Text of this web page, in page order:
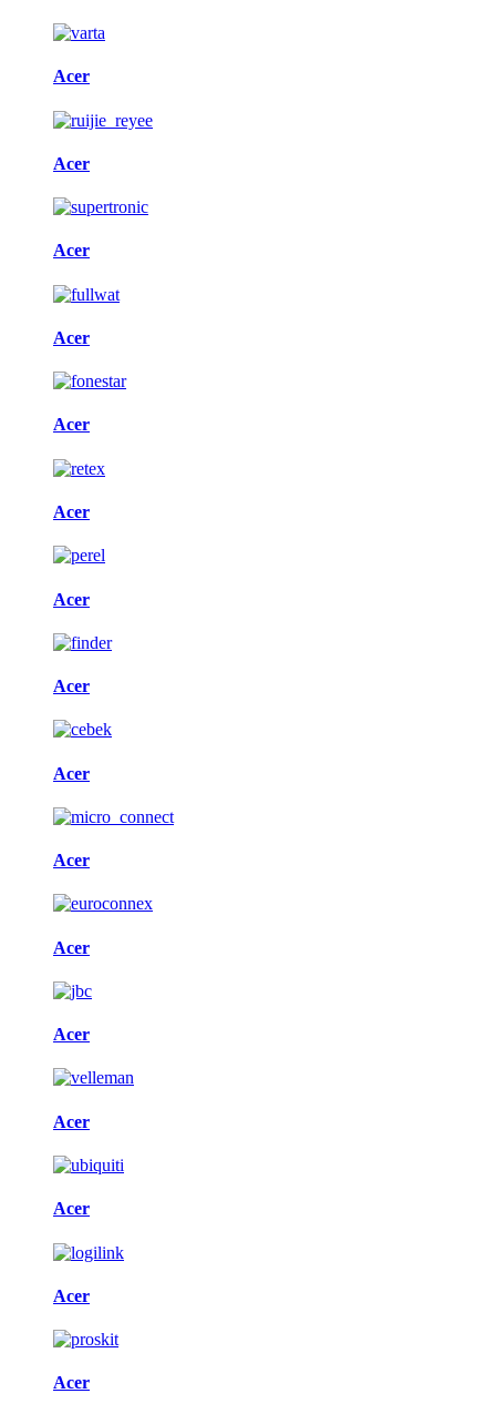
Acer
Acer
Acer
Acer
Acer
Acer
Acer
Acer
Acer
Acer
Acer
Acer
Acer
Acer
Acer
Acer